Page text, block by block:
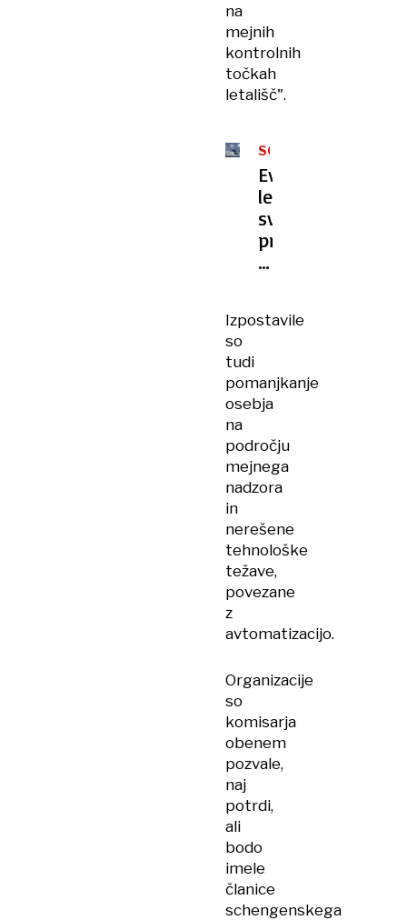
na
mejnih
kontrolnih
točkah
letališč".
SCHENGEN
Evropska
letališča
svarijo
pred
novim
turiste
Izpostavile
so
tudi
pomanjkanje
osebja
na
področju
mejnega
nadzora
in
nerešene
tehnološke
težave,
povezane
z
avtomatizacijo.
Organizacije
so
komisarja
obenem
pozvale,
naj
potrdi,
ali
bodo
imele
članice
schengenskega